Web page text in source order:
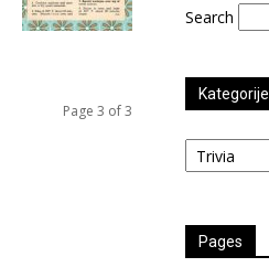
Page 3 of 3
Search
Kategorije
Kategorije
Pages